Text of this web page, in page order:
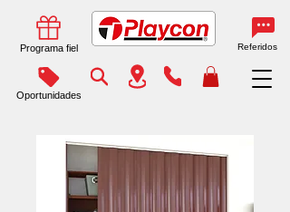
Programa fiel Referidos
Oportunidades